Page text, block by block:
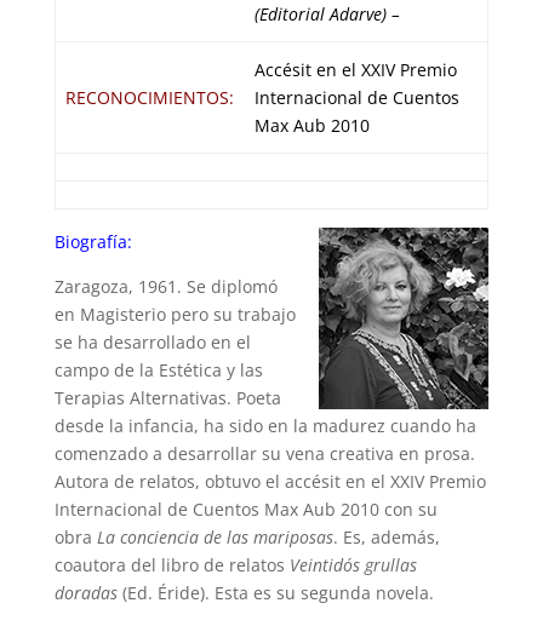
(Editorial Adarve) –
RECONOCIMIENTOS:
Accésit en el XXIV Premio
Internacional de Cuentos
Max Aub 2010
Biografía:
Zaragoza, 1961. Se diplomó
en Magisterio pero su trabajo
se ha desarrollado en el
campo de la Estética y las
Terapias Alternativas. Poeta
desde la infancia, ha sido en la madurez cuando ha
comenzado a desarrollar su vena creativa en prosa.
Autora de relatos, obtuvo el accésit en el XXIV Premio
Internacional de Cuentos Max Aub 2010 con su
obra La conciencia de las mariposas. Es, además,
coautora del libro de relatos Veintidós grullas
doradas(Ed. Éride). Esta es su segunda novela.